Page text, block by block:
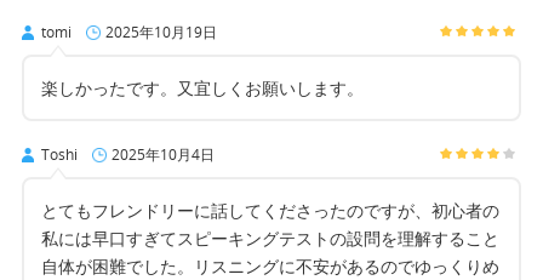
tomi 2025年10月19日
楽しかったです。又宜しくお願いします。
Toshi 2025年10月4日
とてもフレンドリーに話してくださったのですが、初心者の
私には早口すぎてスピーキングテストの設問を理解すること
自体が困難でした。リスニングに不安があるのでゆっくりめ